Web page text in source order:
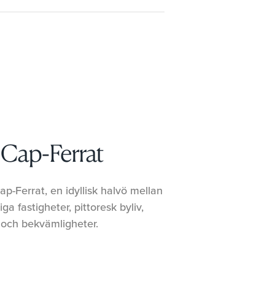
Ferrat
Ferrat, en idyllisk halvö mellan
fastigheter, pittoresk byliv,
bekvämligheter.